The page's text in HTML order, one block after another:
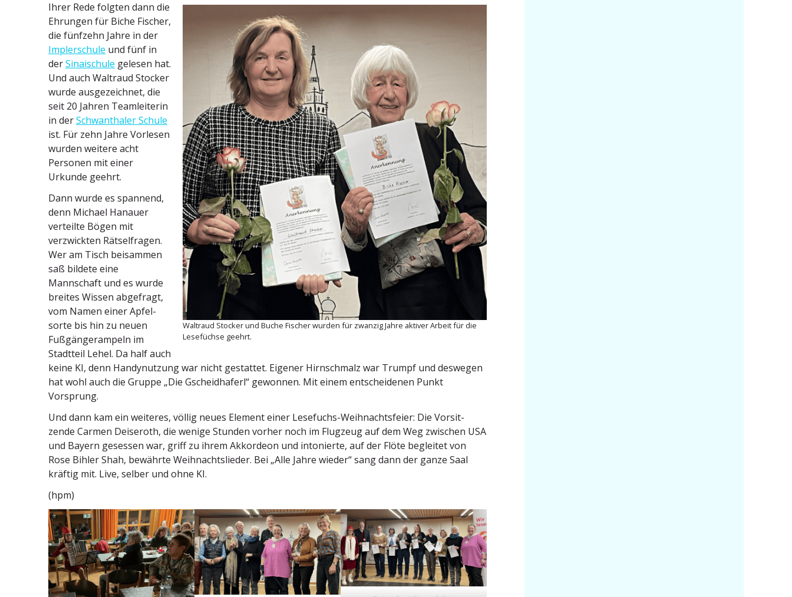
Waltraud Stocker und Buche Fischer wurden für zwanzig Jahre aktiver Arbeit für die
Lesefüchse geehrt.
Ihrer Rede folgten dann die
Ehrungen für Biche Fischer,
die fünfzehn Jahre in der
Impler­schule und fünf in
derSinai­schule gelesen hat.
Und auch Waltraud Stocker
wurde ausge­zeichnet, die
seit 20 Jahren Teamlei­terin
in derSchwan­thaler Schule
ist. Für zehn Jahre Vorlesen
wurden weitere acht
Personen mit einer
Urkunde geehrt.
Dann wurde es spannend,
denn Michael Hanauer
verteilte Bögen mit
verzwickten Rätsel­fragen.
Wer am Tisch beisammen
saß bildete eine
Mannschaft und es wurde
breites Wissen abgefragt,
vom Namen einer Apfel­
sorte bis hin zu neuen
Fußgän­ger­ampeln im
Stadtteil Lehel. Da half auch
keine KI, denn Handy­nutzung war nicht gestattet. Eigener Hirnschmalz war Trumpf und deswegen
hat wohl auch die Gruppe „Die Gscheid­haferl“ gewonnen. Mit einem entschei­denen Punkt
Vorsprung.
Und dann kam ein weiteres, völlig neues Element einer Lesefuchs-Weihnachts­feier: Die Vorsit­
zende Carmen Deiseroth, die wenige Stunden vorher noch im Flugzeug auf dem Weg zwischen USA
und Bayern gesessen war, griff zu ihrem Akkordeon und intonierte, auf der Flöte begleitet von
Rose Bihler Shah, bewährte Weihnachts­lieder. Bei „Alle Jahre wieder“ sang dann der ganze Saal
kräftig mit. Live, selber und ohne KI.
(hpm)